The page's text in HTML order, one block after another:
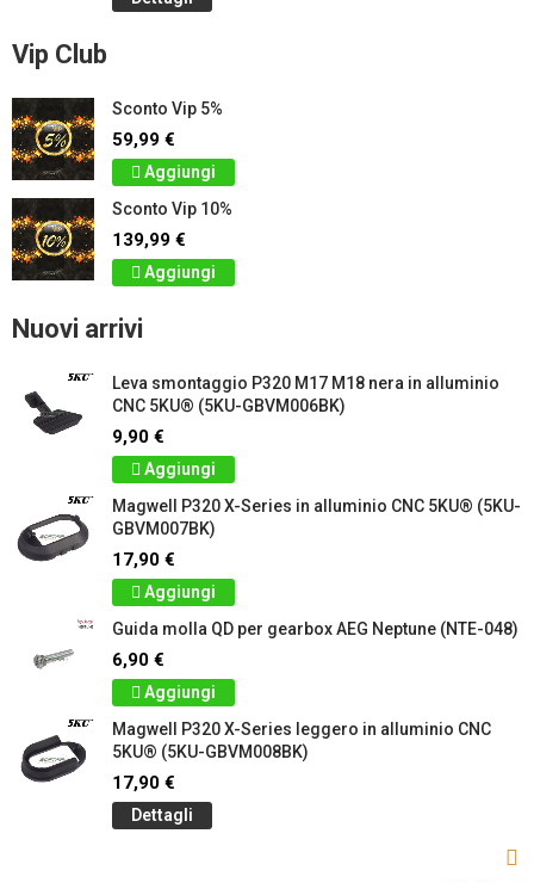
Vip Club
Sconto Vip 5%
59,99 €
Aggiungi
Sconto Vip 10%
139,99 €
Aggiungi
Nuovi arrivi
Leva smontaggio P320 M17 M18 nera in alluminio
CNC 5KU® (5KU-GBVM006BK)
9,90 €
Aggiungi
Magwell P320 X-Series in alluminio CNC 5KU® (5KU-
GBVM007BK)
17,90 €
Aggiungi
Guida molla QD per gearbox AEG Neptune (NTE-048)
6,90 €
Aggiungi
Magwell P320 X-Series leggero in alluminio CNC
5KU® (5KU-GBVM008BK)
17,90 €
Dettagli